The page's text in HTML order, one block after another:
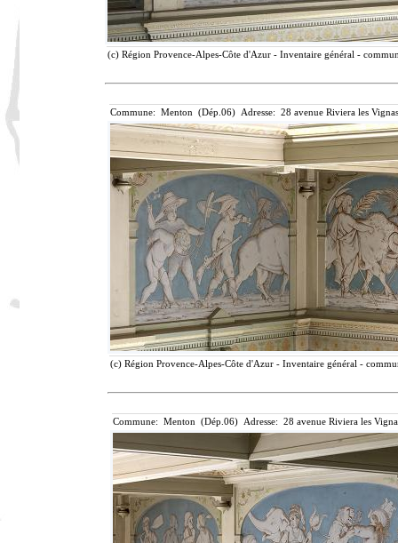
(c) Région Provence-Alpes-Côte d'Azur - Inventaire général -
Commune: Menton (Dép.06) Adresse: 28 avenue Riviera les
(c) Région Provence-Alpes-Côte d'Azur - Inventaire général -
Commune: Menton (Dép.06) Adresse: 28 avenue Riviera les